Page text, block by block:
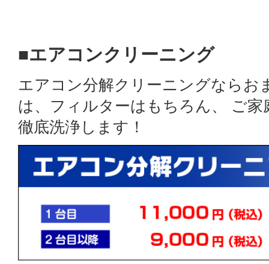
■エアコンクリーニング
エアコン分解クリーニングならお
は、フィルターはもちろん、 ご
徹底洗浄します！